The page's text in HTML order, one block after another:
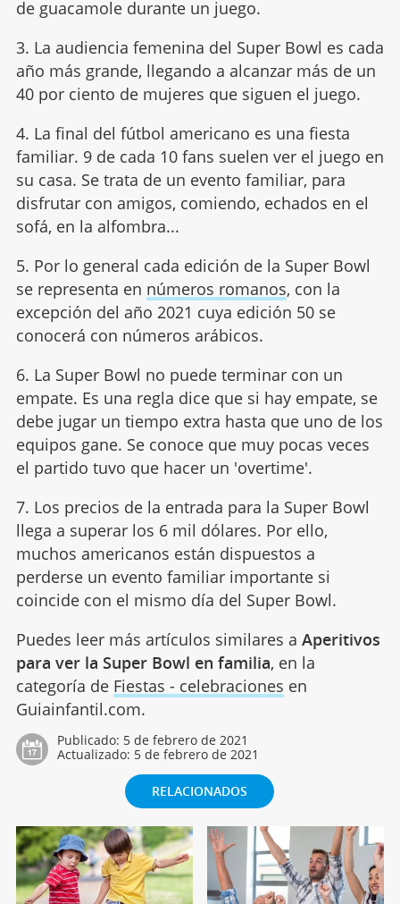
de guacamole durante un juego.
3. La audiencia femenina del Super Bowl es cada
año más grande, llegando a alcanzar más de un
40 por ciento de mujeres que siguen el juego.
4. La final del fútbol americano es una fiesta
familiar. 9 de cada 10 fans suelen ver el juego en
su casa. Se trata de un evento familiar, para
disfrutar con amigos, comiendo, echados en el
sofá, en la alfombra...
5. Por lo general cada edición de la Super Bowl
se representa en números romanos, con la
excepción del año 2021 cuya edición 50 se
conocerá con números arábicos.
6. La Super Bowl no puede terminar con un
empate. Es una regla dice que si hay empate, se
debe jugar un tiempo extra hasta que uno de los
equipos gane. Se conoce que muy pocas veces
el partido tuvo que hacer un 'overtime'.
7. Los precios de la entrada para la Super Bowl
llega a superar los 6 mil dólares. Por ello,
muchos americanos están dispuestos a
perderse un evento familiar importante si
coincide con el mismo día del Super Bowl.
Puedes leer más artículos similares a Aperitivos
para ver la Super Bowl en familia, en la
categoría de Fiestas - celebraciones en
Guiainfantil.com.
Publicado: 5 de febrero de 2021
Actualizado: 5 de febrero de 2021
RELACIONADOS